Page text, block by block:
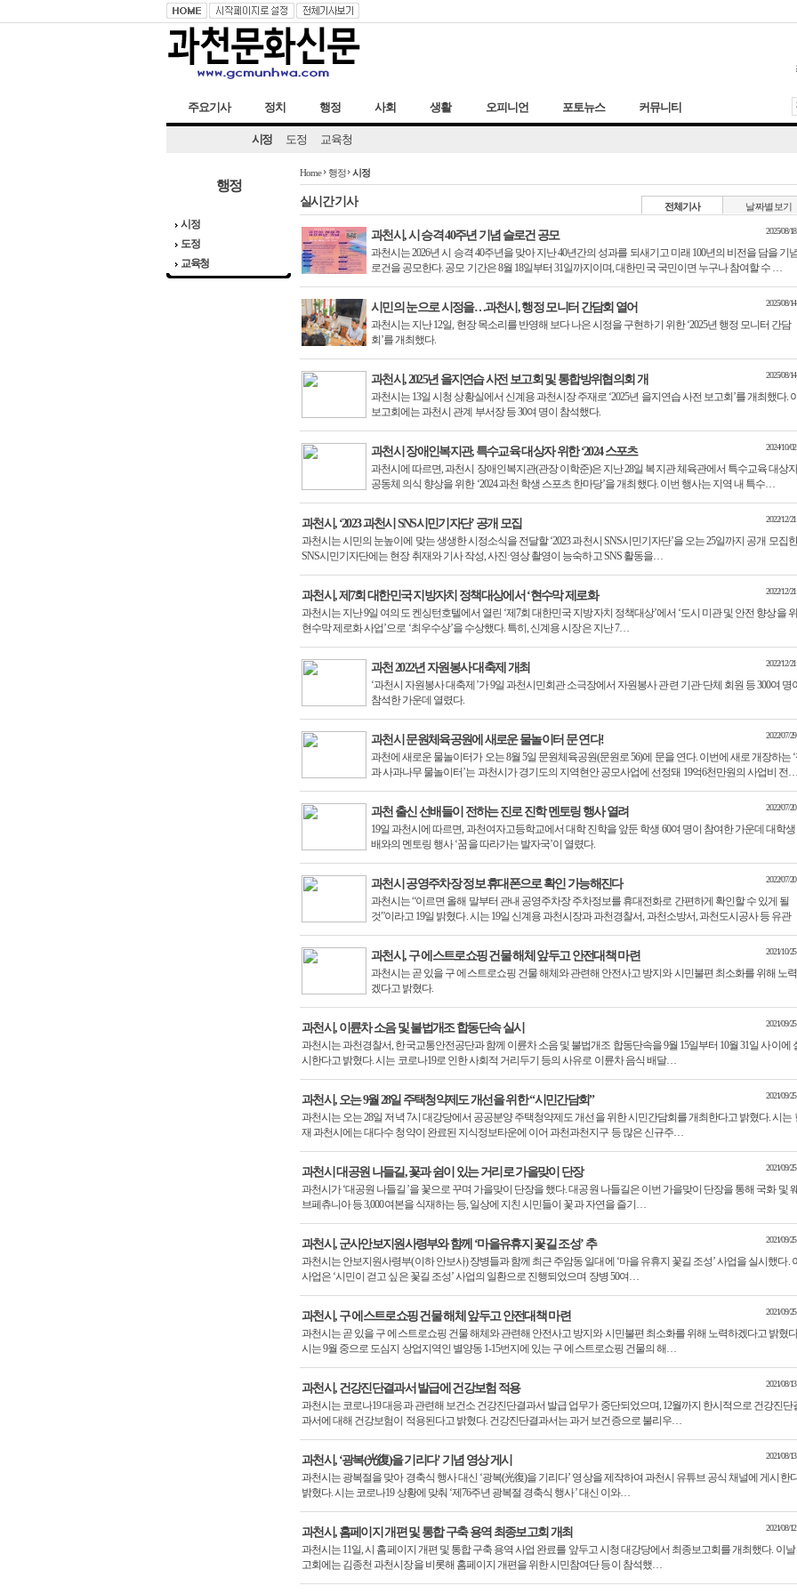
주요기사 정치 행정 사회 생활 오피니언 포토뉴스 커뮤니티
시정 도정 교육청
행정
시정
도정
교육청
Home 행정 시정
실시간기사 전체기사 날짜별보기
과천시, 시 승격 40주년 기념 슬로건 공모 2025/08/
과천시는 2026년 시 승격 40주년을 맞아 지난 40년간의 성과를 되새기고 미래 100년의 비전을 담을 기
로건을 공모한다. 공모 기간은 8월 18일부터 31일까지이며, 대한민국 국민이면 누구나 참여할 수 …
시민의 눈으로 시정을…과천시, 행정 모니터 간담회 열어 2025/08/
과천시는 지난 12일, 현장 목소리를 반영해 보다 나은 시정을 구현하기 위한 ‘2025년 행정 모니터 간담
회’를 개최했다.
과천시, 2025년 을지연습 사전 보고회 및 통합방위협의회 개 2025/08/
과천시는 13일 시청 상황실에서 신계용 과천시장 주재로 ‘2025년 을지연습 사전 보고회’를 개최했다.
보고회에는 과천시 관계 부서장 등 30여 명이 참석했다.
과천시 장애인복지관, 특수교육 대상자 위한 ‘2024 스포츠 2024/10/
과천시에 따르면, 과천시 장애인복지관(관장 이학준)은 지난 28일 복지관 체육관에서 특수교육 대상
공동체 의식 향상을 위한 ‘2024 과천 학생 스포츠 한마당’을 개최했다. 이번 행사는 지역 내 특수…
과천시, ‘2023 과천시 SNS시민기자단’ 공개 모집 2022/12/
과천시는 시민의 눈높이에 맞는 생생한 시정소식을 전달할 ‘2023 과천시 SNS시민기자단’을 오는 25일까지 공개 모집
SNS시민기자단에는 현장 취재와 기사 작성, 사진·영상 촬영이 능숙하고 SNS 활동을…
과천시, 제7회 대한민국 지방자치 정책대상에서 ‘현수막 제로화 2022/12/
과천시는 지난 9일 여의도 켄싱턴호텔에서 열린 ‘제7회 대한민국 지방자치 정책대상’에서 ‘도시 미관 및 안전 향상을
현수막 제로화 사업’으로 ‘최우수상’을 수상했다. 특히, 신계용 시장은 지난 7…
과천 2022년 자원봉사 대축제 개최 2022/12/
‘과천시 자원봉사 대축제’가 9일 과천시민회관 소극장에서 자원봉사 관련 기관·단체 회원 등 300여 명이
참석한 가운데 열렸다.
과천시 문원체육공원에 새로운 물놀이터 문 연다! 2022/07/
과천에 새로운 물놀이터가 오는 8월 5일 문원체육공원(문원로 56)에 문을 연다. 이번에 새로 개장하는
과 사과나무 물놀이터’는 과천시가 경기도의 지역현안 공모사업에 선정돼 19억6천만원의 사업비 전…
과천 출신 선배들이 전하는 진로 진학 멘토링 행사 열려 2022/07/
19일 과천시에 따르면, 과천여자고등학교에서 대학 진학을 앞둔 학생 60여 명이 참여한 가운데 대학생
배와의 멘토링 행사 ‘꿈을 따라가는 발자국’이 열렸다.
과천시 공영주차장 정보 휴대폰으로 확인 가능해진다 2022/07/
과천시는 “이르면 올해 말부터 관내 공영주차장 주차정보를 휴대전화로 간편하게 확인할 수 있게 될
것”이라고 19일 밝혔다. 시는 19일 신계용 과천시장과 과천경찰서, 과천소방서, 과천도시공사 등 유관
과천시, 구 에스트로쇼핑 건물 해체 앞두고 안전대책 마련 2021/10/
과천시는 곧 있을 구 에스트로쇼핑 건물 해체와 관련해 안전사고 방지와 시민불편 최소화를 위해 노
겠다고 밝혔다.
과천시, 이륜차 소음 및 불법개조 합동단속 실시 2021/09/
과천시는 과천경찰서, 한국교통안전공단과 함께 이륜차 소음 및 불법개조 합동단속을 9월 15일부터 10월 31일 사이에
시한다고 밝혔다. 시는 코로나19로 인한 사회적 거리두기 등의 사유로 이륜차 음식 배달…
과천시, 오는 9월 28일 주택청약제도 개선을 위한 “시민간담회” 2021/09/
과천시는 오는 28일 저녁 7시 대강당에서 공공분양 주택청약제도 개선을 위한 시민간담회를 개최한다고 밝혔다. 시는
재 과천시에는 대다수 청약이 완료된 지식정보타운에 이어 과천과천지구 등 많은 신규주…
과천시 대공원 나들길, 꽃과 쉼이 있는 거리로 가을맞이 단장 2021/09/
과천시가 ‘대공원 나들길’을 꽃으로 꾸며 가을맞이 단장을 했다. 대공원 나들길은 이번 가을맞이 단장을 통해 국화 및
브페츄니아 등 3,000여본을 식재하는 등, 일상에 지친 시민들이 꽃과 자연을 즐기…
과천시, 군사안보지원사령부와 함께 ‘마을유휴지 꽃길 조성’ 추 2021/09/
과천시는 안보지원사령부(이하 안보사) 장병들과 함께 최근 주암동 일대에 ‘마을 유휴지 꽃길 조성’ 사업을 실시했다.
사업은 ‘시민이 걷고 싶은 꽃길 조성’ 사업의 일환으로 진행되었으며 장병 50여…
과천시, 구 에스트로쇼핑 건물 해체 앞두고 안전대책 마련 2021/09/
과천시는 곧 있을 구 에스트로쇼핑 건물 해체와 관련해 안전사고 방지와 시민불편 최소화를 위해 노력하겠다고 밝혔
시는 9월 중으로 도심지 상업지역인 별양동 1-15번지에 있는 구 에스트로쇼핑 건물의 해…
과천시, 건강진단결과서 발급에 건강보험 적용 2021/08/
과천시는 코로나19 대응과 관련해 보건소 건강진단결과서 발급 업무가 중단되었으며, 12월까지 한시적으로 건강진단
과서에 대해 건강보험이 적용된다고 밝혔다. 건강진단결과서는 과거 보건증으로 불리우…
과천시, ‘광복(光復)을 기리다’ 기념 영상 게시 2021/08/
과천시는 광복절을 맞아 경축식 행사 대신 ‘광복(光復)을 기리다’ 영상을 제작하여 과천시 유튜브 공식 채널에 게시한
밝혔다. 시는 코로나19 상황에 맞춰 ‘제76주년 광복절 경축식 행사’ 대신 이와…
과천시, 홈페이지 개편 및 통합 구축 용역 최종보고회 개최 2021/08/
과천시는 11일, 시 홈페이지 개편 및 통합 구축 용역 사업 완료를 앞두고 시청 대강당에서 최종보고회를 개최했다. 이날
고회에는 김종천 과천시장을 비롯해 홈페이지 개편을 위한 시민참여단 등이 참석했…